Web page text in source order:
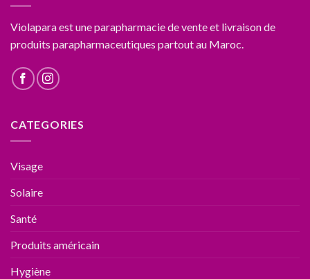
Violapara est une parapharmacie de vente et livraison de
produits parapharmaceutiques partout au Maroc.
CATEGORIES
Visage
Solaire
Santé
Produits américain
Hygiène